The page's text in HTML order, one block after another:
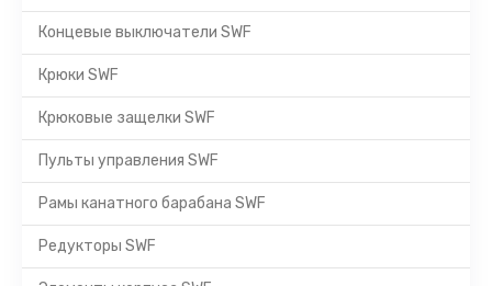
Концевые выключатели SWF
Крюки SWF
Крюковые защелки SWF
Пульты управления SWF
Рамы канатного барабана SWF
Редукторы SWF